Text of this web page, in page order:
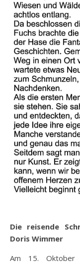
Die reisende
Doris Wimmer
Am 15. Oktober